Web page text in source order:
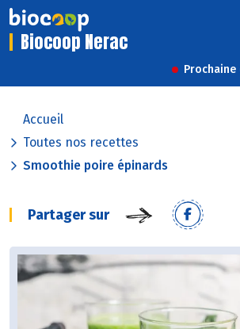
Biocoop Nerac
Accueil
Toutes nos recettes
Smoothie poire épinards
Partager sur